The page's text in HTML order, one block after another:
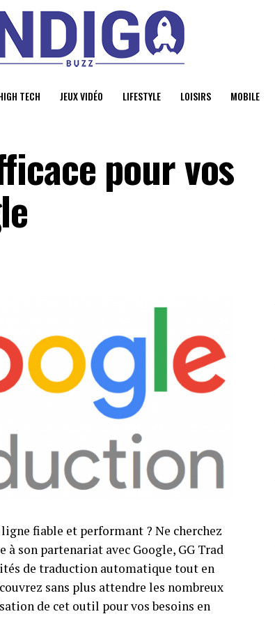
TECH JEUX VIDÉO LIFESTYLE LOISIRS MOBILE
pour vos
fiable et performant ? Ne cherchez
à son partenariat avec Google, GG Trad
de traduction automatique tout en
sans plus attendre les nombreux
de cet outil pour vos besoins en